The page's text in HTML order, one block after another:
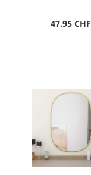
47.95 CHF